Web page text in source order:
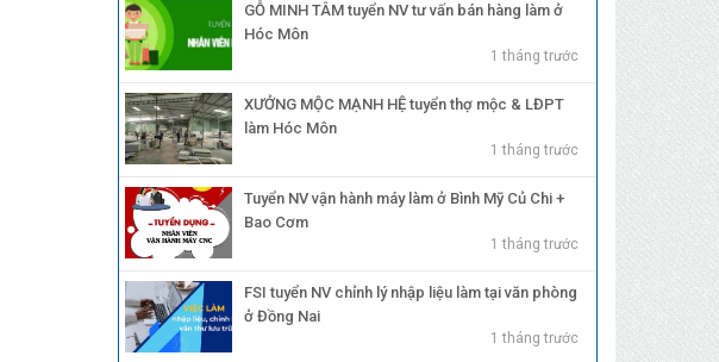
GỖ MINH TÂM tuyển NV tư vấn bán hàng làm ở
Hóc Môn
1 tháng trước
XƯỞNG MỘC MẠNH HỆ tuyển thợ mộc & LĐPT
làm Hóc Môn
1 tháng trước
Tuyển NV vận hành máy làm ở Bình Mỹ Củ Chi +
Bao Cơm
1 tháng trước
FSI tuyển NV chỉnh lý nhập liệu làm tại văn phòng
ở Đồng Nai
1 tháng trước